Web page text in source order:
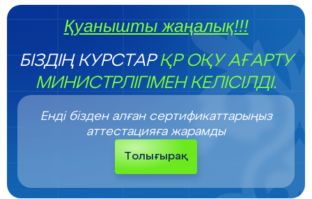
Қуанышты жаңалық!!!
БІЗДІҢ КУРСТАРҚР ОҚУ АҒАРТУ
МИНИСТРЛІГІМЕН КЕЛІСІЛДІ.
Енді бізден алған сертификаттарыңыз
аттестацияға жарамды
Толығырақ